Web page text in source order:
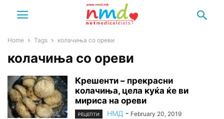
Home Tags колачиња со ореви
колачиња со ореви
Крешенти – прекрасни
колачиња, цела куќа ќе ви
мириса на ореви
РЕЦЕПТИ НМД - February 20, 2019